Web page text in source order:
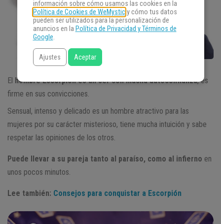
El hombre Escorpión es un ser con mucha autoconfianza, es
firme en sus convicciones.
Sensual, intenso y delicado es un hombre atractivo para las
mujeres por su carácter misterioso, tiene mucha intuición y sabe
respetar las opiniones de los otros.
Puede llevar a su pareja tanto al paraíso, como al infierno en
unos pocos minutos.
Lee también: Consejos para conquistar a Escorpión
información sobre cómo usamos las cookies en la
Política de Cookies de WeMysticy cómo tus datos
pueden ser utilizados para la personalización de
anuncios en la Política de Privacidad y Términos de
Google.
Ajustes Aceptar